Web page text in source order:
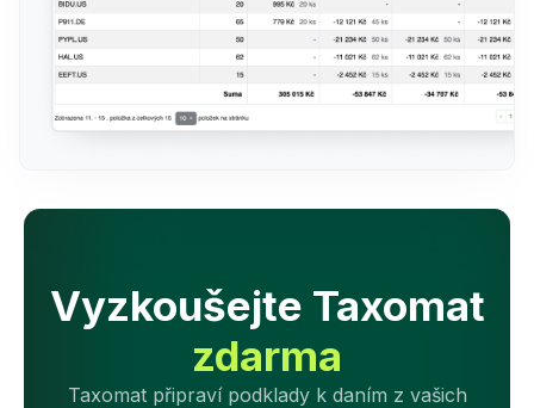
Vyzkoušejte Taxomat
zdarma
Taxomat připraví podklady k daním z vašich